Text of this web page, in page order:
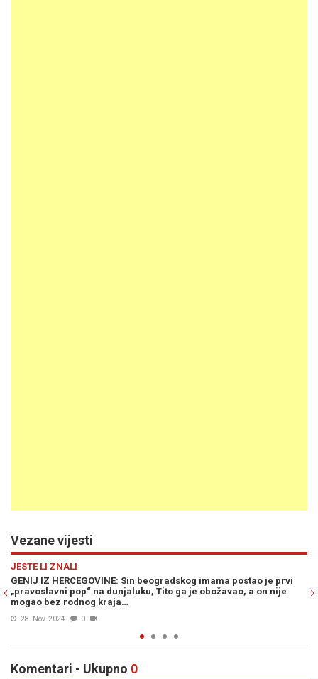
Vezane vijesti
postao je prvi
a on nije
ZUKO DŽUMHUR, TRIDESET PET GODINA MRTAV
postali politički argument, diplomatska busija...”
27. Nov. 2024
Komentari - Ukupno 0